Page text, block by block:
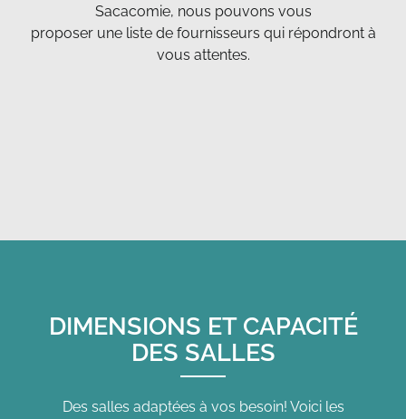
Sacacomie, nous pouvons vous
proposer une liste de fournisseurs qui répondront à
vous attentes.
DIMENSIONS ET CAPACITÉ
DES SALLES
Des salles adaptées à vos besoin! Voici les